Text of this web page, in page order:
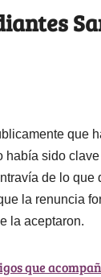
que
sido
de lo
la renuncia
la aceptaron.
que